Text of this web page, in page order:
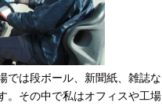
では段ボール、新聞紙、雑誌な
。その中で私はオフィスや工場